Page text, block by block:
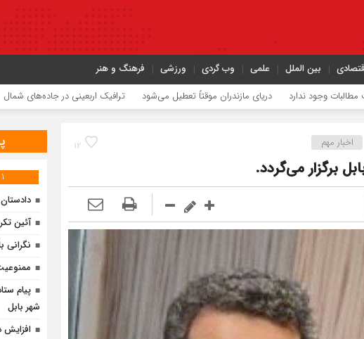
بین الملل علمی وب گردی ورزشی فرهنگ و هنر
ندارد دریای مازندران موقتاً تعطیل می‌شود ترافیک اربعینی در جاده‌های شمال حریق
۱۲ اخبار مهم
برگزار می‌گردد. ۱ روز
آئین
نگرانی
پیام
شهر بابل
افزایش